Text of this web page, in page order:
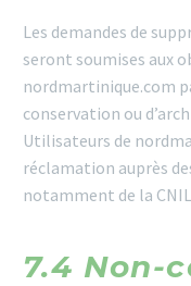
Les demandes de
seront soumises aux
nordmartinique.com
conservation ou
Utilisateurs de
réclamation auprès
notamment de la
7.4 Non-